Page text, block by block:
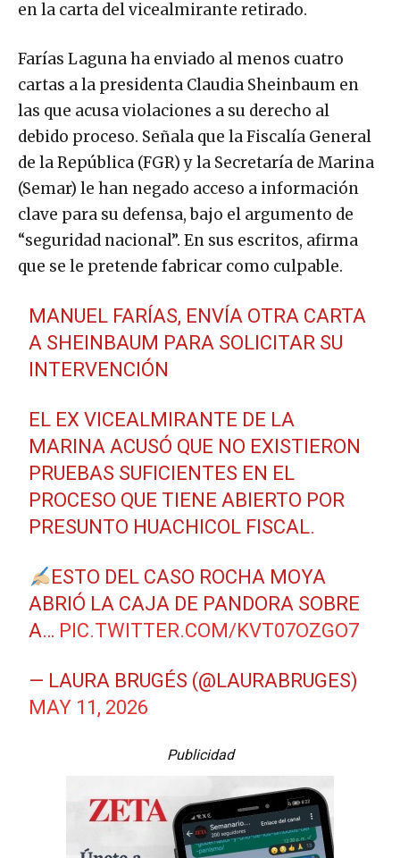
en la carta del vicealmirante retirado.
Farías Laguna ha enviado al menos cuatro
cartas a la presidenta Claudia Sheinbaum en
las que acusa violaciones a su derecho al
debido proceso. Señala que la Fiscalía General
de la República (FGR) y la Secretaría de Marina
(Semar) le han negado acceso a información
clave para su defensa, bajo el argumento de
“seguridad nacional”. En sus escritos, afirma
que se le pretende fabricar como culpable.
MANUEL FARÍAS, ENVÍA OTRA CARTA
A SHEINBAUM PARA SOLICITAR SU
INTERVENCIÓN
EL EX VICEALMIRANTE DE LA
MARINA ACUSÓ QUE NO EXISTIERON
PRUEBAS SUFICIENTES EN EL
PROCESO QUE TIENE ABIERTO POR
PRESUNTO HUACHICOL FISCAL.
ESTO DEL CASO ROCHA MOYA
ABRIÓ LA CAJA DE PANDORA SOBRE
A… PIC.TWITTER.COM/KVT07OZGO7
— LAURA BRUGÉS (@LAURABRUGES)
MAY 11, 2026
Publicidad